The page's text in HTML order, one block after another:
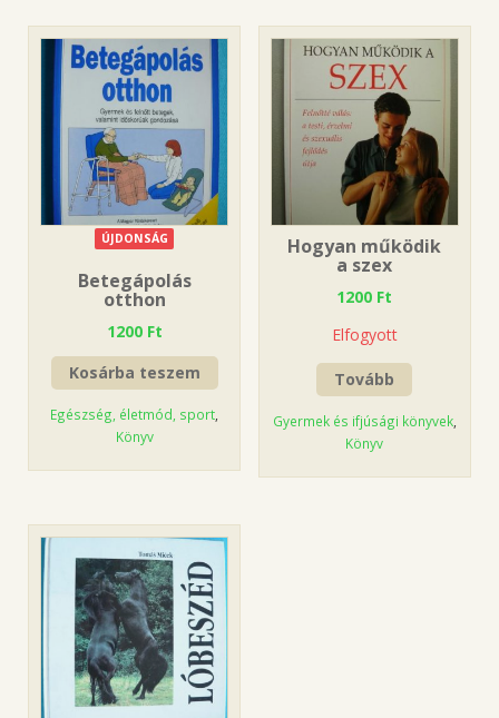
ÚJDONSÁG
Betegápolás
otthon
1200 Ft
Kosárba teszem
Egészség, életmód, sport
Könyv
Hogyan működik
a szex
1200 Ft
Elfogyott
Tovább
Gyermek és ifjúsági könyvek,
Könyv